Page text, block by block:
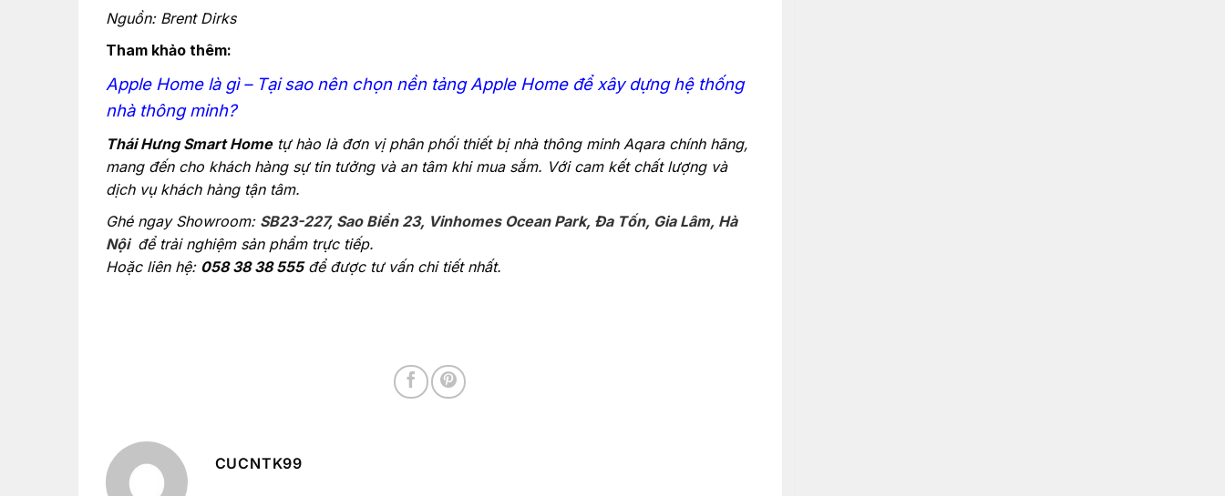
Nguồn: Brent Dirks
Tham khảo thêm:
Apple Home là gì – Tại sao nên chọn nền tảng Apple Home để xây dựng hệ thống
nhà thông minh?
Thái Hưng Smart Hometự hào là đơn vị phân phối thiết bị nhà thông minh Aqara chính hãng,
mang đến cho khách hàng sự tin tưởng và an tâm khi mua sắm. Với cam kết chất lượng và
dịch vụ khách hàng tận tâm.
Ghé ngay Showroom: SB23-227, Sao Biển 23, Vinhomes Ocean Park, Đa Tốn, Gia Lâm, Hà
Nội để trải nghiệm sản phẩm trực tiếp.
Hoặc liên hệ: 058 38 38 555để được tư vấn chi tiết nhất.
CUCNTK99